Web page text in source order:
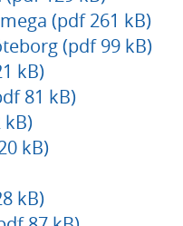
(pdf 261 kB)
(pdf 99 kB)
kB)
81 kB)
kB)
kB)